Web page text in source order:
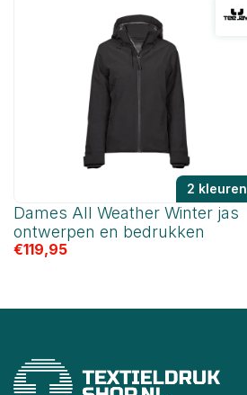
2 kleuren
Dames All Weather Winter jas
ontwerpen en bedrukken
€119,95